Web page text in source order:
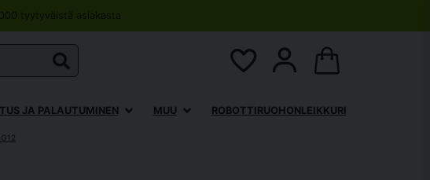
tyytyväistä asiakasta
JA PALAUTUMINEN MUU ROBOTTIRUOHONLEIKKURI